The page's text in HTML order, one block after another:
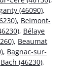
(46090),
, Belmont-
, Bélaye
, Beaumat
, Bagnac-sur-
Bach (46230),